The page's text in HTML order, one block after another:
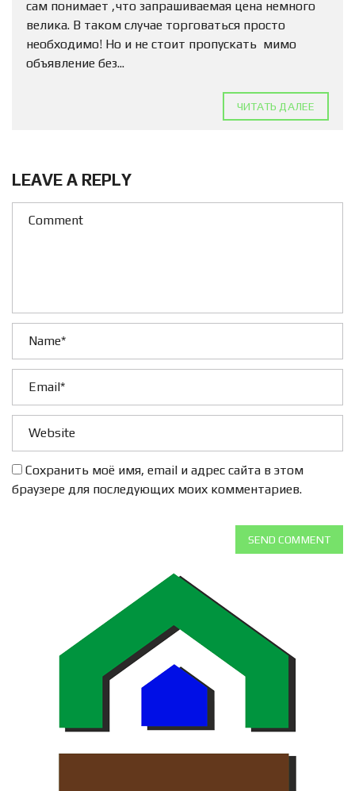
сам понимает ,что запрашиваемая цена немного
велика. В таком случае торговаться просто
необходимо! Но и не стоит пропускать мимо
объявление без...
ЧИТАТЬ ДАЛЕЕ
LEAVE A REPLY
Сохранить моё имя, email и адрес сайта в этом
браузере для последующих моих комментариев.
SEND COMMENT